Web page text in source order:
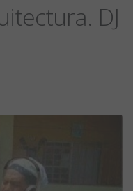
DJ